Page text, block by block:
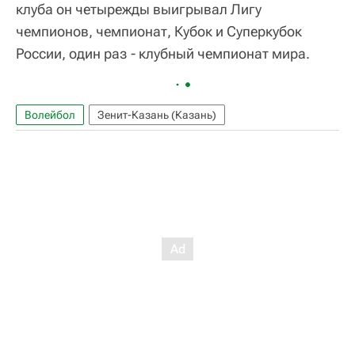
клуба он четырежды выигрывал Лигу
чемпионов, чемпионат, Кубок и Суперкубок
России, один раз - клубный чемпионат мира.
Волейбол Зенит-Казань (Казань)